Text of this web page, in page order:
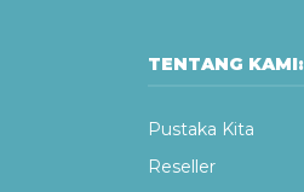
TENTANG KAMI:
Pustaka Kita
Reseller